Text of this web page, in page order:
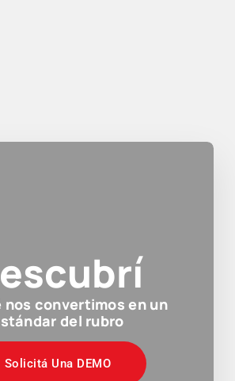
nos convertimos en un
del rubro
Solicitá Una DEMO